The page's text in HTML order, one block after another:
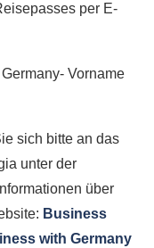
per E-
Vorname
sich bitte an das
unter der
über
Business
with Germany